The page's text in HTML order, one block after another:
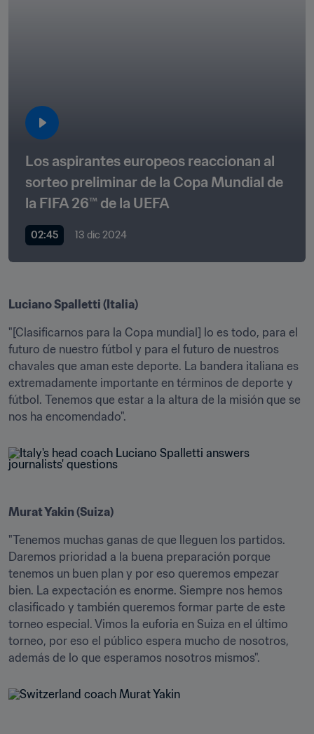
Los aspirantes europeos reaccionan al
sorteo preliminar de la Copa Mundial de
la FIFA 26™ de la UEFA
02:45 13 dic 2024
Luciano Spalletti (Italia)
"[Clasificarnos para la Copa mundial] lo es todo, para el
futuro de nuestro fútbol y para el futuro de nuestros
chavales que aman este deporte. La bandera italiana es
extremadamente importante en términos de deporte y
fútbol. Tenemos que estar a la altura de la misión que se
nos ha encomendado".
Murat Yakin (Suiza)
"Tenemos muchas ganas de que lleguen los partidos.
Daremos prioridad a la buena preparación porque
tenemos un buen plan y por eso queremos empezar
bien. La expectación es enorme. Siempre nos hemos
clasificado y también queremos formar parte de este
torneo especial. Vimos la euforia en Suiza en el último
torneo, por eso el público espera mucho de nosotros,
además de lo que esperamos nosotros mismos".